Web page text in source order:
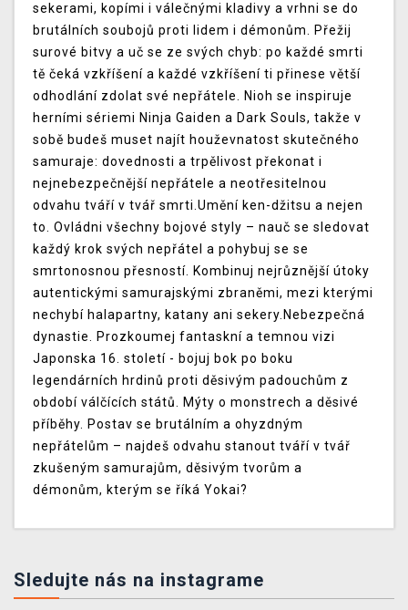
sekerami, kopími i válečnými kladivy a vrhni se do
brutálních soubojů proti lidem i démonům. Přežij
surové bitvy a uč se ze svých chyb: po každé smrti
tě čeká vzkříšení a každé vzkříšení ti přinese větší
odhodlání zdolat své nepřátele. Nioh se inspiruje
herními sériemi Ninja Gaiden a Dark Souls, takže v
sobě budeš muset najít houževnatost skutečného
samuraje: dovednosti a trpělivost překonat i
nejnebezpečnější nepřátele a neotřesitelnou
odvahu tváří v tvář smrti.Umění ken-džitsu a nejen
to. Ovládni všechny bojové styly – nauč se sledovat
každý krok svých nepřátel a pohybuj se se
smrtonosnou přesností. Kombinuj nejrůznější útoky
autentickými samurajskými zbraněmi, mezi kterými
nechybí halapartny, katany ani sekery.Nebezpečná
dynastie. Prozkoumej fantaskní a temnou vizi
Japonska 16. století - bojuj bok po boku
legendárních hrdinů proti děsivým padouchům z
období válčících států. Mýty o monstrech a děsivé
příběhy. Postav se brutálním a ohyzdným
nepřátelům – najdeš odvahu stanout tváří v tvář
zkušeným samurajům, děsivým tvorům a
démonům, kterým se říká Yokai?
Sledujte nás na instagrame